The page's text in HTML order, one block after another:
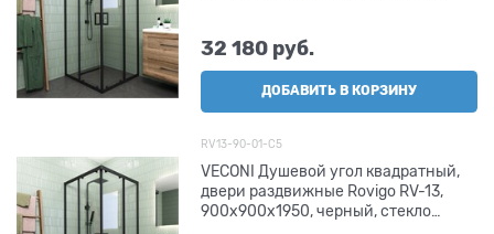
32 180 руб.
ДОБАВИТЬ В КОРЗИНУ
RV13-90-01-C5
VECONI Душевой угол квадратный,
двери раздвижные Rovigo RV-13,
900x900x1950, черный, стекло